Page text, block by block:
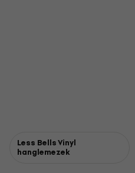
Less Bells Vinyl
hanglemezek